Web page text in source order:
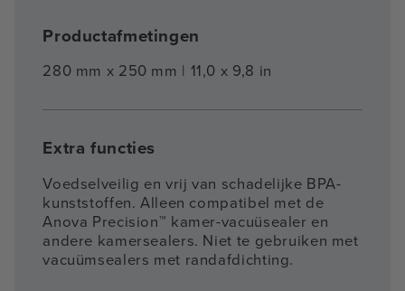
Productafmetingen
280 mm x 250 mm | 11,0 x 9,8 in
Extra functies
Voedselveilig en vrij van schadelijke BPA-
kunststoffen. Alleen compatibel met de
Anova Precision™ kamer-vacuüsealer en
andere kamersealers. Niet te gebruiken met
vacuümsealers met randafdichting.